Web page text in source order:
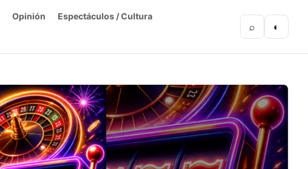
Opinión Espectáculos / Cultura
⌕ ◐